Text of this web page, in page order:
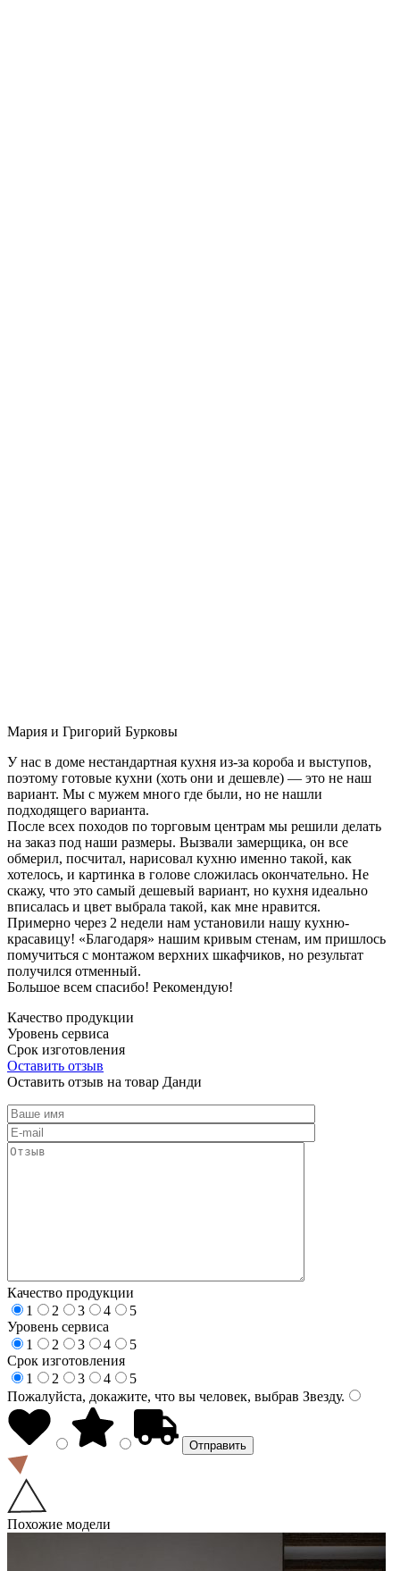
Мария и Григорий Бурковы
У нас в доме нестандартная кухня из-за короба и выступов,
поэтому готовые кухни (хоть они и дешевле) — это не наш
вариант. Мы с мужем много где были, но не нашли
подходящего варианта.
После всех походов по торговым центрам мы решили делать
на заказ под наши размеры. Вызвали замерщика, он все
обмерил, посчитал, нарисовал кухню именно такой, как
хотелось, и картинка в голове сложилась окончательно. Не
скажу, что это самый дешевый вариант, но кухня идеально
вписалась и цвет выбрала такой, как мне нравится.
Примерно через 2 недели нам установили нашу кухню-
красавицу! «Благодаря» нашим кривым стенам, им пришлось
помучиться с монтажом верхних шкафчиков, но результат
получился отменный.
Большое всем спасибо! Рекомендую!
Качество продукции
Уровень сервиса
Срок изготовления
Оставить отзыв
Оставить отзыв на товар Данди
Качество продукции
1
2 3 4
5
Уровень сервиса
1
2 3 4
5
Срок изготовления
1
2 3 4
5
Пожалуйста, докажите, что вы человек, выбрав Звезду.
Похожие модели